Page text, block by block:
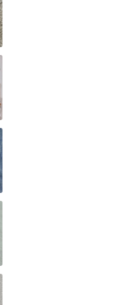
いいね！
いいね！
いいね！